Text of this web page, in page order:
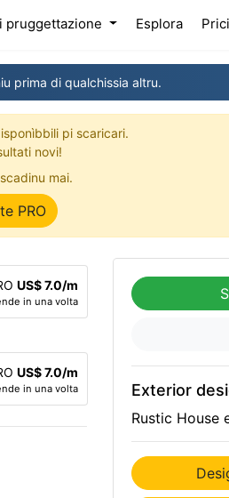
pruggettazione Esplora
prima di qualchissia altru.
pi scaricari.
novi!
mai.
PRO
US$ 7.0/m
in una volta
US$ 7.0/m
in una volta Exterior
Rustic House